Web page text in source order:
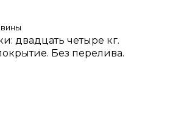
двадцать четыре кг.
Без перелива.